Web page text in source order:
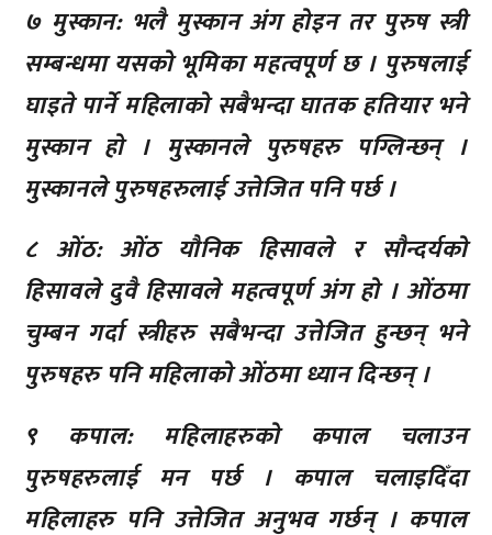
७ मुस्कान: भलै मुस्कान अंग होइन तर पुरुष स्त्री
सम्बन्धमा यसको भूमिका महत्वपूर्ण छ । पुरुषलाई
घाइते पार्ने महिलाको सबैभन्दा घातक हतियार भने
मुस्कान हो । मुस्कानले पुरुषहरु पग्लिन्छन् ।
मुस्कानले पुरुषहरुलाई उत्तेजित पनि पर्छ ।
८ ओंठ: ‌ओंठ यौनिक हिसावले र सौन्दर्यको
हिसावले दुवै हिसावले महत्वपूर्ण अंग हो । ओंठमा
चुम्बन गर्दा स्त्रीहरु सबैभन्दा उत्तेजित हुन्छन् भने
पुरुषहरु पनि महिलाको ओंठमा ध्यान दिन्छन् ।
९ कपाल: महिलाहरुको कपाल चलाउन
पुरुषहरुलाई मन पर्छ । कपाल चलाइदिँदा
महिलाहरु पनि उत्तेजित अनुभव गर्छन् । कपाल